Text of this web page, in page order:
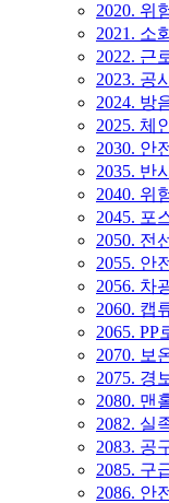
2020. 위
2021. 소
2022. 근
2023. 공
2024. 방
2025. 체
2030. 안
2035. 반
2040. 위
2045. 포
2050. 전
2055. 안
2056. 차
2060. 캡
2065. PP
2070. 보
2075. 경
2080. 맨
2082. 실
2083. 공
2085. 구
2086. 안